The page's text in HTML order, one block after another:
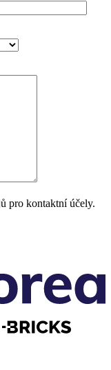
pro kontaktní účely.